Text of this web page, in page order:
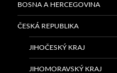
BOSNA A HERCEGOVINA
ČESKÁ REPUBLIKA
JIHOČESKÝ KRAJ
JIHOMORAVSKÝ KRAJ